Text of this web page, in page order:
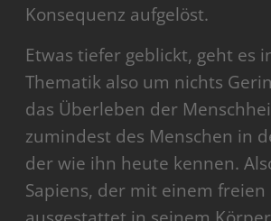
Konsequenz aufgelöst.
Etwas tiefer geblickt, geht es
Thematik also um nichts
das Überleben der
zumindest des Menschen in
der wie ihn heute kennen.
Sapiens, der mit einem freien